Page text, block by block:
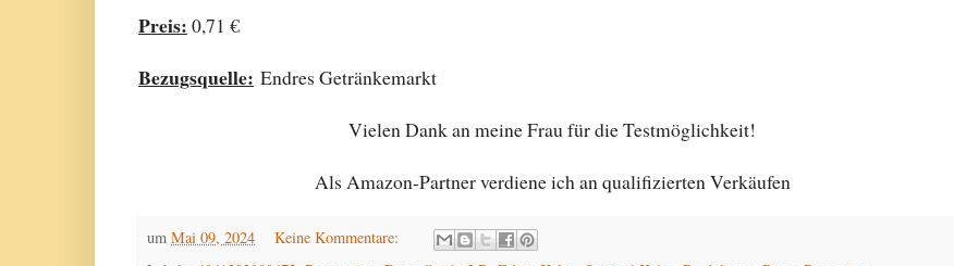
Preis: 0,71 €
Bezugsquelle: Endres Getränkemarkt
Vielen Dank an meine Frau für die Testmöglichkeit!
Als Amazon-Partner verdiene ich an qualifizierten Verkäufen
um Mai 09, 2024
Keine Kommentare: